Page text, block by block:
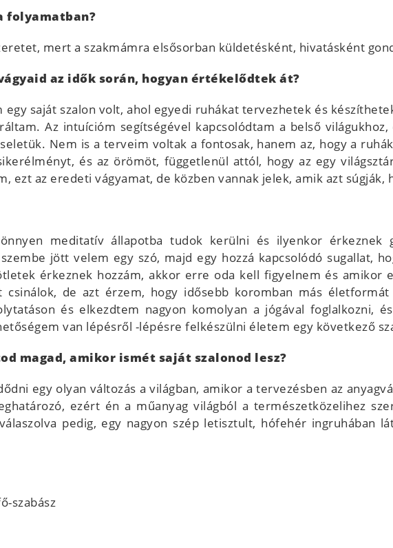
folyamatban?
mert a szakmámra elsősorban küldetésként, hivatásként
az idők során, hogyan értékelődtek át?
egy saját szalon volt, ahol egyedi ruhákat tervezhetek és
Az intuícióm segítségével kapcsolódtam a belső
Nem is a terveim voltak a fontosak, hanem az, hogy a
és az örömöt, függetlenül attól, hogy az egy
ezt az eredeti vágyamat, de közben vannak jelek, amik azt
meditatív állapotba tudok kerülni és ilyenkor érkeznek
jött velem egy szó, majd egy hozzá kapcsolódó sugallat,
érkeznek hozzám, akkor erre oda kell figyelnem és amikor
csinálok, de azt érzem, hogy idősebb koromban más
és elkezdtem nagyon komolyan a jógával foglalkozni,
van lépésről -lépésre felkészülni életem egy következő
magad, amikor ismét saját szalonod lesz?
egy olyan változás a világban, amikor a tervezésben az
ezért én a műanyag világból a természetközelihez
pedig, egy nagyon szép letisztult, hófehér ingruhában
szabász